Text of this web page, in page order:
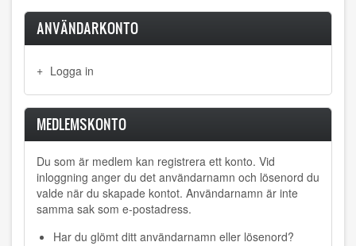
ANVÄNDARKONTO
Logga in
MEDLEMSKONTO
Du som är medlem kan registrera ett konto. Vid
inloggning anger du det användarnamn och lösenord du
valde när du skapade kontot. Användarnamn är inte
samma sak som e-postadress.
Har du glömt ditt användarnamn eller lösenord?